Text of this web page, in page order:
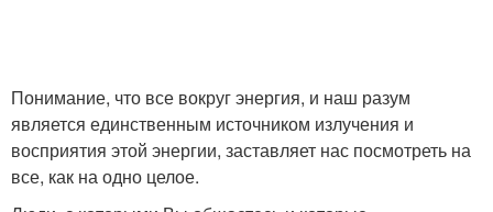
Понимание, что все вокруг энергия, и наш разум
является единственным источником излучения и
восприятия этой энергии, заставляет нас посмотреть на
все, как на одно целое.